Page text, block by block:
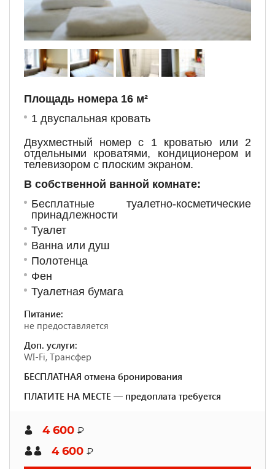
Площадь номера 16 м²
1 двуспальная кровать
Двухместный номер с 1 кроватью или 2
отдельными кроватями, кондиционером и
телевизором с плоским экраном.
В собственной ванной комнате:
Бесплатные туалетно-косметические
принадлежности
Туалет
Ванна или душ
Полотенца
Фен
Туалетная бумага
Питание:
не предоставляется
Доп. услуги:
WI-Fi, Трансфер
БЕСПЛАТНАЯ отмена бронирования
ПЛАТИТЕ НА МЕСТЕ — предоплата требуется
4 600 ₽
4 600 ₽